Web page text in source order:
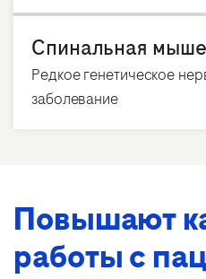
Спинальная
Редкое генетическое
заболевание
Повышают
работы с